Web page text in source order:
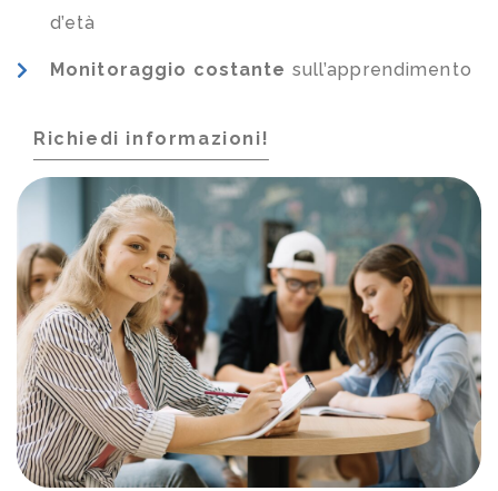
d’età
Monitoraggio costante sull’apprendimento
Richiedi informazioni!